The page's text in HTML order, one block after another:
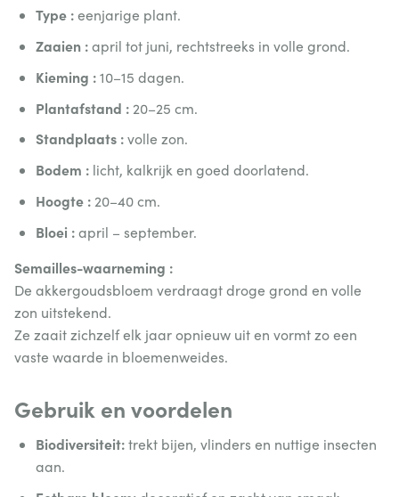
Type :eenjarige plant.
Zaaien :april tot juni, rechtstreeks in volle grond.
Kieming :10–15 dagen.
Plantafstand : 20–25 cm.
Standplaats :volle zon.
Bodem : licht, kalkrijk en goed doorlatend.
Hoogte : 20–40 cm.
Bloei :april – september.
Semailles-waarneming :
De akkergoudsbloem verdraagt droge grond en volle
zon uitstekend.
Ze zaait zichzelf elk jaar opnieuw uit en vormt zo een
vaste waarde in bloemenweides.
Gebruik en voordelen
Biodiversiteit:trekt bijen, vlinders en nuttige insecten
aan.